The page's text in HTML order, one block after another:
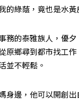
的綠蔭，竟也是水黃
務的泰雅族人，優
原鄉尋到都市找工
並不輕鬆。
身邊，他可以開創出